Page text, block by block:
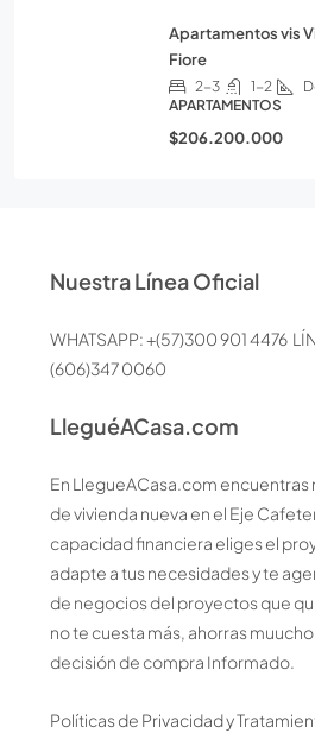
Apartamentos vis
Fiore
2-3 1-2
APARTAMENTOS
$206.200.000
Nuestra Línea Oficial
WHATSAPP: +(57)300 901 4476
(606)347 0060
LleguéACasa.com
En LlegueACasa.com
de vivienda nueva en el Eje
capacidad financiera eliges el
adapte a tus necesidades y te
de negocios del proyectos que
no te cuesta más, ahorras
decisión de compra Informado.
Políticas de Privacidad y